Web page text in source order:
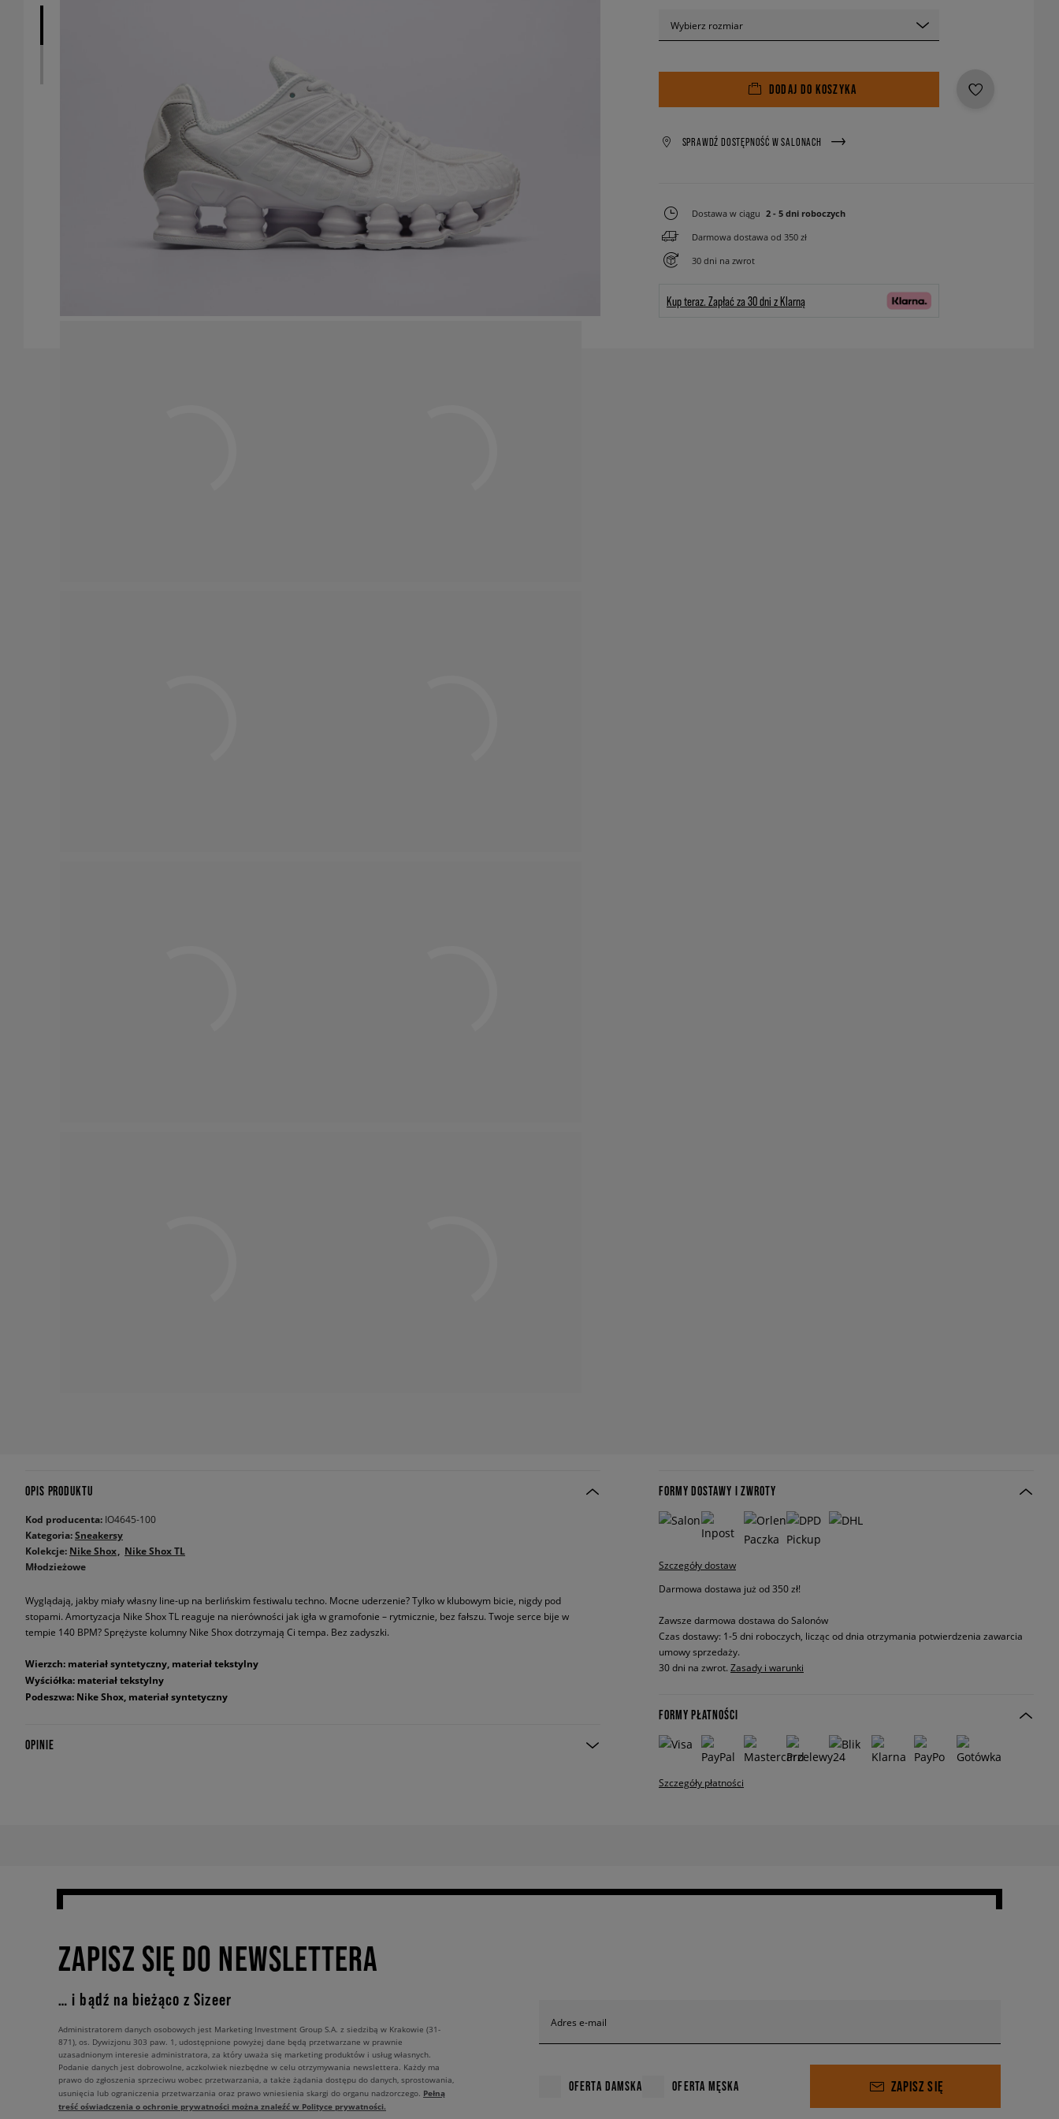
Wybierz rozmiar
DODAJ DO KOSZYKA
SPRAWDŹ DOSTĘPNOŚĆ W SALONACH
Dostawa w ciągu 2 - 5 dni roboczych
Darmowa dostawa od 350 zł
30 dni na zwrot
Kup teraz. Zapłać za 30 dni z Klarną
OPIS PRODUKTU
Kod producenta: IO4645-100
Kategoria:Sneakersy
Kolekcje: Nike Shox
Nike Shox TL
Młodzieżowe
Wyglądają, jakby miały własny line-up na berlińskim festiwalu techno. Mocne uderzenie? Tylko w klubowym bicie, nigdy pod
stopami. Amortyzacja Nike Shox TL reaguje na nierówności jak igła w gramofonie – rytmicznie, bez fałszu. Twoje serce bije w
tempie 140 BPM? Sprężyste kolumny Nike Shox dotrzymają Ci tempa. Bez zadyszki.
Wierzch: materiał syntetyczny, materiał tekstylny
Wyściółka: materiał tekstylny
Podeszwa: Nike Shox, materiał syntetyczny
OPINIE
FORMY DOSTAWY I ZWROTY
Szczegóły dostaw
Darmowa dostawa już od 350 zł!
Zawsze darmowa dostawa do Salonów
Czas dostawy: 1-5 dni roboczych, licząc od dnia otrzymania potwierdzenia zawarcia
umowy sprzedaży.
30 dni na zwrot. Zasady i warunki
FORMY PŁATNOŚCI
Szczegóły płatności
ZAPISZ SIĘ DO NEWSLETTERA
… i bądź na bieżąco z Sizeer
Adres e-mail
OFERTA DAMSKA OFERTA MĘSKA ZAPISZ SIĘ
Administratorem danych osobowych jest Marketing Investment Group S.A. z siedzibą w Krakowie (31-
871), os. Dywizjonu 303 paw. 1, udostępnione powyżej dane będą przetwarzane w prawnie
uzasadnionym interesie administratora, za który uważa się marketing produktów i usług własnych.
Podanie danych jest dobrowolne, aczkolwiek niezbędne w celu otrzymywania newslettera. Każdy ma
prawo do zgłoszenia sprzeciwu wobec przetwarzania, a także żądania dostępu do danych, sprostowania,
usunięcia lub ograniczenia przetwarzania oraz prawo wniesienia skargi do organu nadzorczego. Pełną
treść oświadczenia o ochronie prywatności można znaleźć w Polityce prywatności.